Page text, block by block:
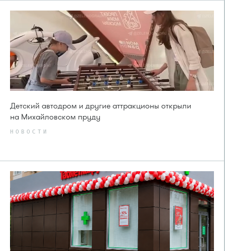
Детский автодром и другие аттракционы открыли
на Михайловском пруду
НОВОСТИ